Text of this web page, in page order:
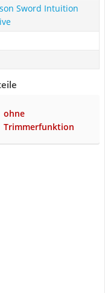
Sword Intuition
ohne
Trimmerfunktion